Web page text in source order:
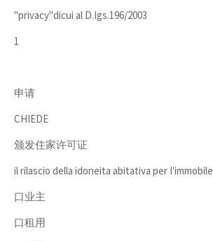
"privacy"dicui al D.Igs.196/2003
1
申请
CHIEDE
颁发住家许可证
il rilascio della idoneita abitativa per I'immobile
口业主
口租用